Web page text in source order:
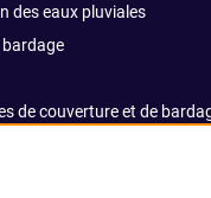
des eaux pluviales
bardage
de couverture et de
sécurité